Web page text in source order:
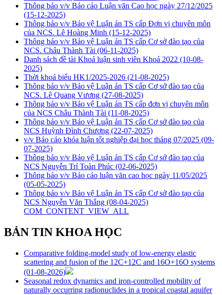
Thông báo v/v Báo cáo Luận văn Cao học ngày 27/12/2025
(15-12-2025)
Thông báo v/v Bảo vệ Luận án TS cấp Đơn vị chuyên môn
của NCS. Lê Hoàng Minh (15-12-2025)
Thông báo v/v Bảo vệ Luận án TS cấp Cơ sở đào tạo của
NCS. Châu Thành Tài (06-11-2025)
Danh sách đề tài Khoá luận sinh viên Khoá 2022 (10-08-
2025)
Thời khoá biểu HK1/2025-2026 (21-08-2025)
Thông báo v/v Bảo vệ Luận án TS cấp Cơ sở đào tạo của
NCS. Lê Quang Vương (27-08-2025)
Thông báo v/v Bảo vệ Luận án TS cấp đơn vị chuyên môn
của NCS Châu Thành Tài (11-08-2025)
Thông báo v/v Bảo vệ Luận án TS cấp Cơ sở đào tạo của
NCS Huỳnh Đình Chương (22-07-2025)
v/v Báo cáo khóa luận tốt nghiệp đại học tháng 07/2025 (09-
07-2025)
Thông báo v/v Bảo vệ Luận án TS cấp Cơ sở đào tạo của
NCS Nguyễn Trí Toàn Phúc (02-06-2025)
Thông báo v/v Báo cáo luận văn cao học ngày 11/05/2025
(05-05-2025)
Thông báo v/v Bảo vệ Luận án TS cấp Cơ sở đào tạo của
NCS Nguyễn Văn Thắng (08-04-2025)
COM_CONTENT_VIEW_ALL
BẢN TIN KHOA HỌC
Comparative folding-model study of low-energy elastic
scattering and fusion of the 12C+12C and 16O+16O systems
(01-08-2026)
Seasonal redox dynamics and iron‑controlled mobility of
naturally occurring radionuclides in a tropical coastal aquifer